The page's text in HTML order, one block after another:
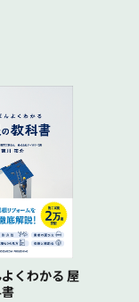
？
？
くわかる 屋